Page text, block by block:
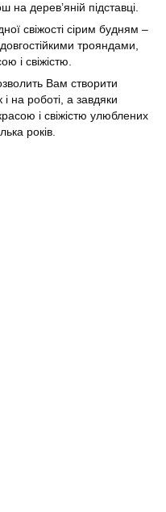
на дерев’яній підставці.
свіжості сірим будням –
трояндами,
і свіжістю.
Вам створити
на роботі, а завдяки
і свіжістю улюблених
років.